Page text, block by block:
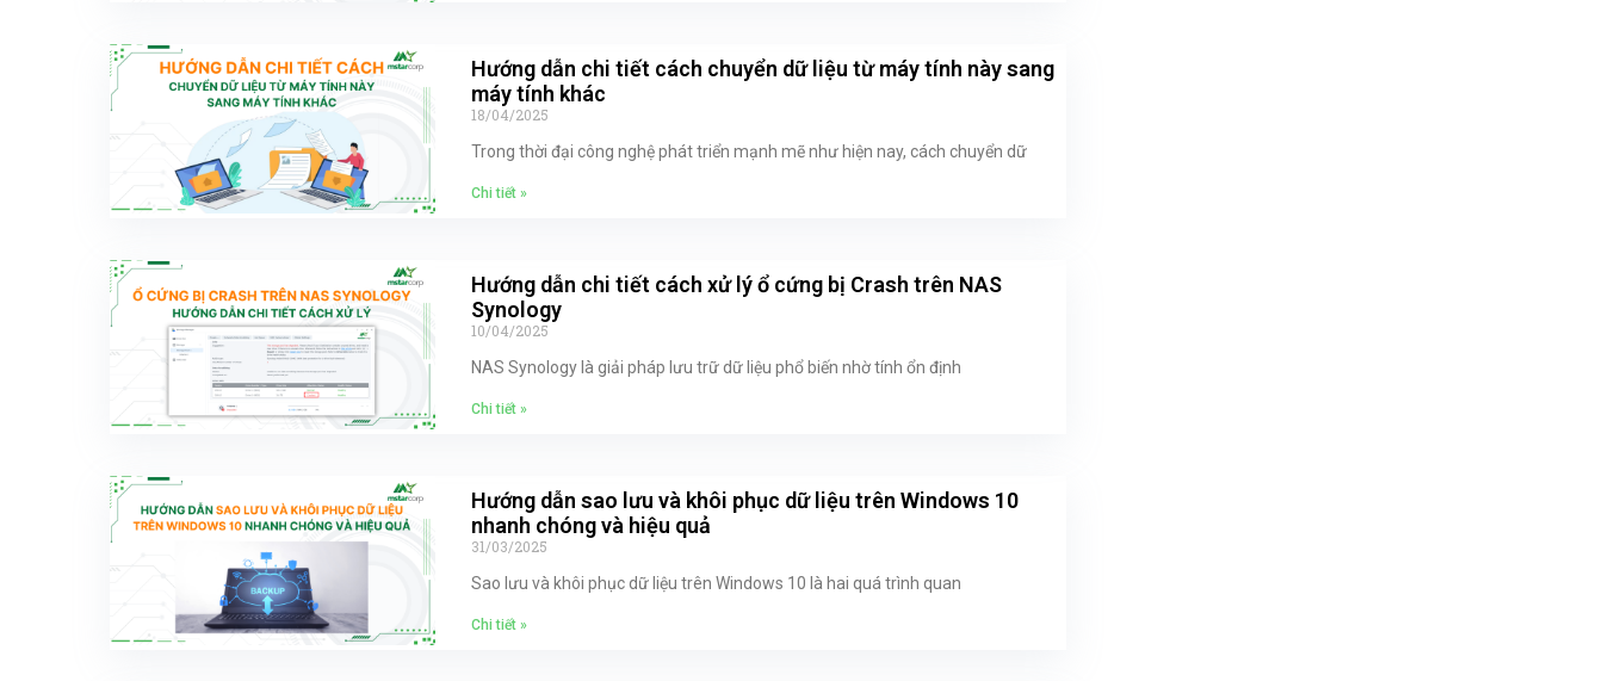
Hướng dẫn chi tiết cách chuyển dữ liệu từ máy tính này sang
máy tính khác
18/04/2025
Trong thời đại công nghệ phát triển mạnh mẽ như hiện nay, cách chuyển dữ
Chi tiết »
Hướng dẫn chi tiết cách xử lý ổ cứng bị Crash trên NAS
Synology
10/04/2025
NAS Synology là giải pháp lưu trữ dữ liệu phổ biến nhờ tính ổn định
Chi tiết »
Hướng dẫn sao lưu và khôi phục dữ liệu trên Windows 10
nhanh chóng và hiệu quả
31/03/2025
Sao lưu và khôi phục dữ liệu trên Windows 10 là hai quá trình quan
Chi tiết »